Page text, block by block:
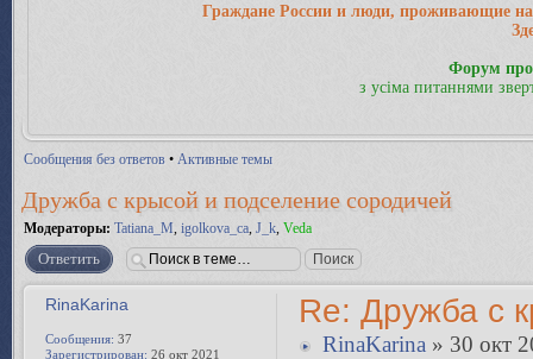
Граждане России и люди, проживающие на
Форум
з усіма питаннями
Сообщения без ответов • Активные темы
Дружба с крысой и подселение сородичей
Модераторы: Tatiana_M, igolkova_ca, J_k, Veda
Ответить
Re: Дружба с
RinaKarina » 30 окт
RinaKarina
Сообщения: 37
Зарегистрирован: 26 окт 2021